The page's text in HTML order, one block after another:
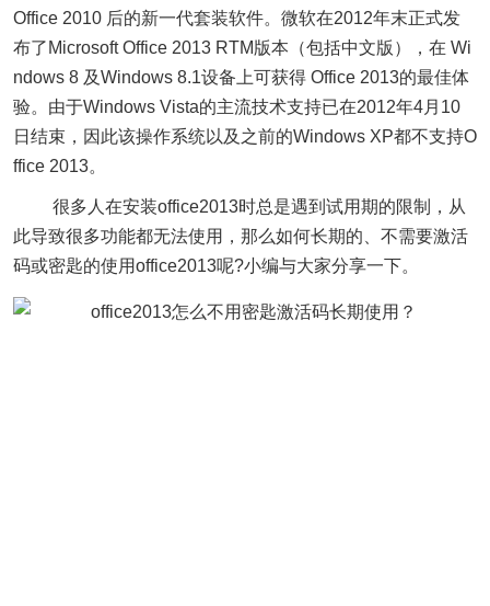
Office 2010 后的新一代套装软件。微软在2012年末正式发
布了Microsoft Office 2013 RTM版本（包括中文版），在 Wi
ndows 8 及Windows 8.1设备上可获得 Office 2013的最佳体
验。由于Windows Vista的主流技术支持已在2012年4月10
日结束，因此该操作系统以及之前的Windows XP都不支持O
ffice 2013。
很多人在安装office2013时总是遇到试用期的限制，从
此导致很多功能都无法使用，那么如何长期的、不需要激活
码或密匙的使用office2013呢?小编与大家分享一下。